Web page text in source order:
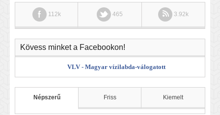
112k 465 3.92k
Kövess minket a Facebookon!
VLV - Magyar vízilabda-válogatott
Népszerű Friss Kiemelt